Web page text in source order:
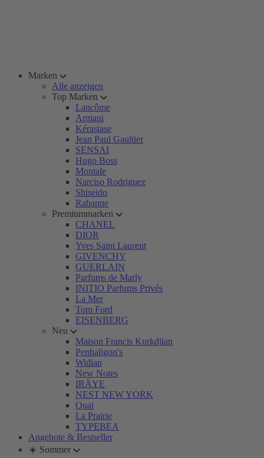
Marken
Alle anzeigen
Top Marken
Lancôme
Armani
Kérastase
Jean Paul Gaultier
SENSAI
Hugo Boss
Montale
Narciso Rodriguez
Shiseido
Rabanne
Premiummarken
CHANEL
DIOR
Yves Saint Laurent
GIVENCHY
GUERLAIN
Parfums de Marly
INITIO Parfums Privés
La Mer
Tom Ford
EISENBERG
Neu
Maison Francis Kurkdjian
Penhaligon's
Widian
New Notes
IRÄYE
NEST NEW YORK
Ouai
La Prairie
TYPEBEA
Angebote & Bestseller
☀️ Sommer